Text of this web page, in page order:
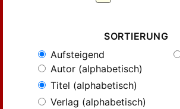
SORTIERUNG
Aufsteigend
Autor (alphabetisch)
Titel (alphabetisch)
Verlag (alphabetisch)